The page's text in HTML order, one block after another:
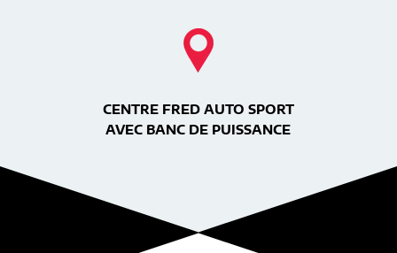
CENTRE FRED AUTO SPORT
AVEC BANC DE PUISSANCE